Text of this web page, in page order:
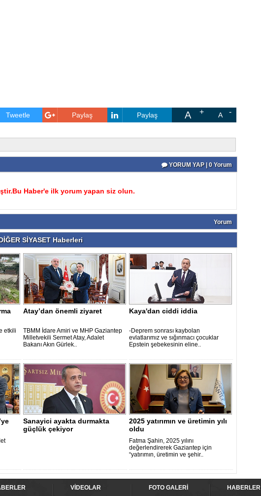
Tweetle Paylaş Paylaş A A
YORUM YAP | 0 Yorum
Haber'e ilk yorum yapan siz olun.
Yorum
SİYASET Haberleri
etkili
Atay’dan önemli ziyaret
TBMM İdare Amiri ve MHP Gaziantep
Milletvekili Sermet Atay, Adalet
Bakanı Akın Gürlek..
Kaya'dan ciddi iddia
-Deprem sonrası kaybolan
evlatlarımız ve sığınmacı çocuklar
Epstein şebekesinin eline..
Sanayici ayakta durmakta
güçlük çekiyor
2025 yatırımın ve üretimin yılı
oldu
Fatma Şahin, 2025 yılını
değerlendirerek Gaziantep için
“yatırımın, üretimin ve şehir..
VİDEOLAR FOTO GALERİ HABERLER